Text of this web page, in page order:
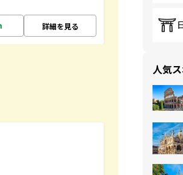
詳細を見る
人気